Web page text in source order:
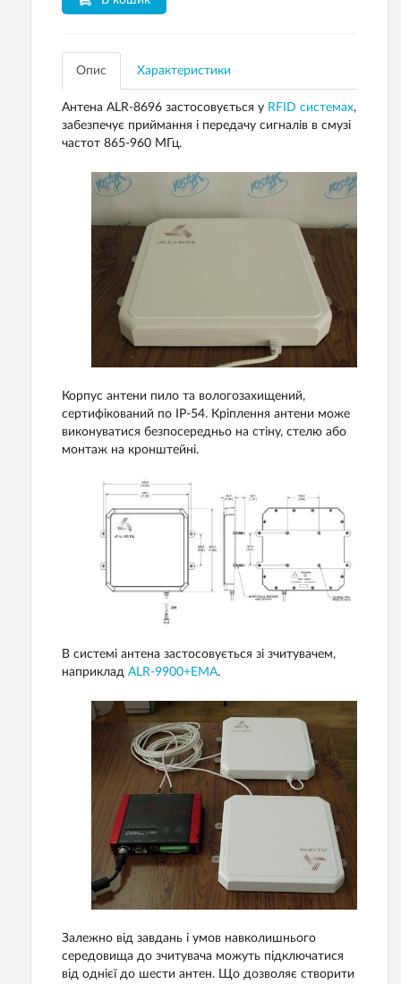
Опис Характеристики
Антена ALR-8696 застосовується у RFID системах,
забезпечує приймання і передачу сигналів в смузі
частот 865-960 МГц.
Корпус антени пило та вологозахищений,
сертифікований по IP-54. Кріплення антени може
виконуватися безпосередньо на стіну, стелю або
монтаж на кронштейні.
В системі антена застосовується зі зчитувачем,
наприклад ALR-9900+EMA.
Залежно від завдань і умов навколишнього
середовища до зчитувача можуть підключатися
від однієї до шести антен. Що дозволяє створити